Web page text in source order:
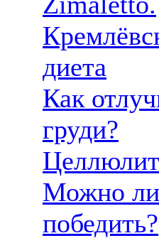
диета
Как
груди?
Можно ли
победить?